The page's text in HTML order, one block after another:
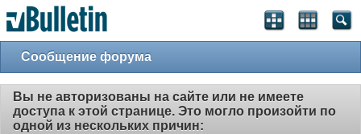
Сообщение форума
Вы не авторизованы на сайте или не имеете
доступа к этой странице. Это могло произойти по
одной из нескольких причин: